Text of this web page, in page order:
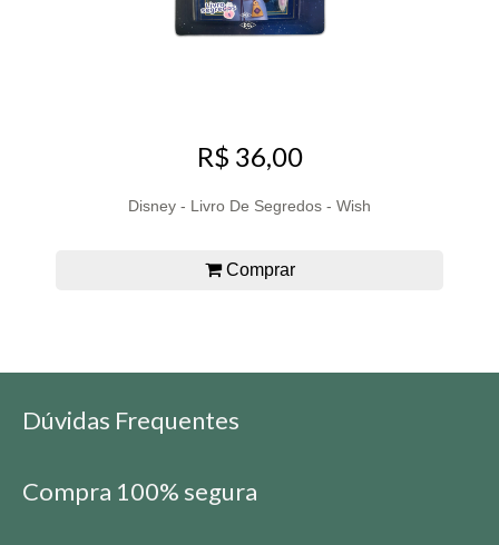
R$ 36,00
Disney - Livro De Segredos - Wish
Comprar
Dúvidas Frequentes
Compra 100% segura